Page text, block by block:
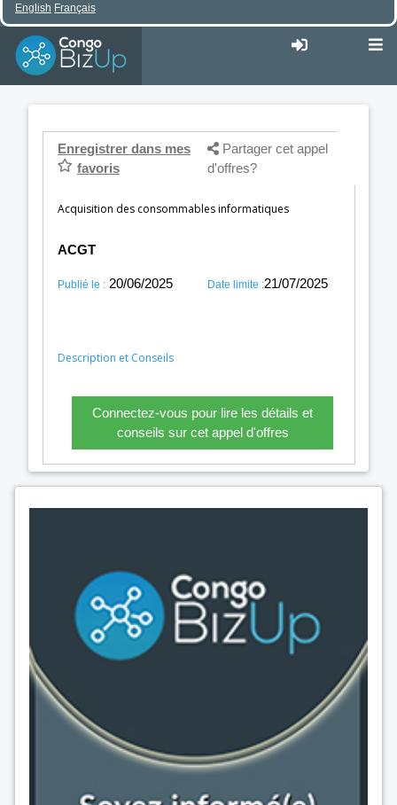
English Français
Enregistrer dans mes
favoris
Partager cet appel
d'offres?
Acquisition des consommables informatiques
ACGT
Publié le : 20/06/2025 Date limite :21/07/2025
Description et Conseils
Connectez-vous pour lire les détails et
conseils sur cet appel d'offres